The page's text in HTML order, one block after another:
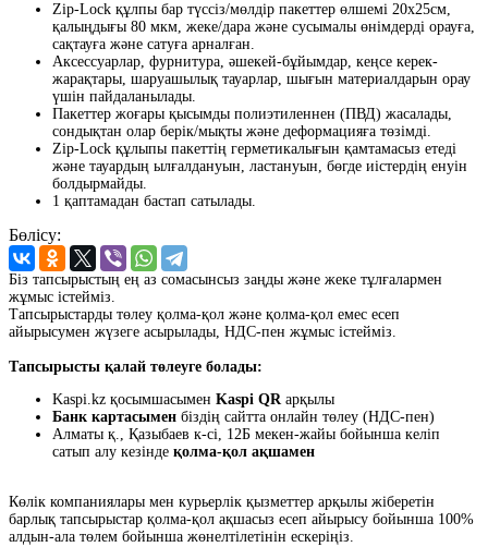
Zip-Lock құлпы бар түссіз/мөлдір пакеттер өлшемі 20х25см,
қалыңдығы 80 мкм, жеке/дара және сусымалы өнімдерді орауға,
сақтауға және сатуға арналған.
Аксессуарлар, фурнитура, әшекей-бұйымдар, кеңсе керек-
жарақтары, шаруашылық тауарлар, шығын материалдарын орау
үшін пайдаланылады.
Пакеттер жоғары қысымды полиэтиленнен (ПВД) жасалады,
сондықтан олар берік/мықты және деформацияға төзімді.
Zip-Lock құлыпы пакеттің герметикалығын қамтамасыз етеді
және тауардың ылғалдануын, ластануын, бөгде иістердің енуін
болдырмайды.
1 қаптамадан бастап сатылады.
Бөлісу:
Біз тапсырыстың ең аз сомасынсыз заңды және жеке тұлғалармен
жұмыс істейміз.
Тапсырыстарды төлеу қолма-қол және қолма-қол емес есеп
айырысумен жүзеге асырылады, НДС-пен жұмыс істейміз.
Тапсырысты қалай төлеуге болады:
Kaspi.kz қосымшасымен Kaspi QRарқылы
Банк картасымен біздің сайтта онлайн төлеу (НДС-пен)
Алматы қ., Қазыбаев к-сі, 12Б мекен-жайы бойынша келіп
сатып алу кезінде қолма-қол ақшамен
Көлік компаниялары мен курьерлік қызметтер арқылы жіберетін
барлық тапсырыстар қолма-қол ақшасыз есеп айырысу бойынша 100%
алдын-ала төлем бойынша жөнелтілетінін ескеріңіз.